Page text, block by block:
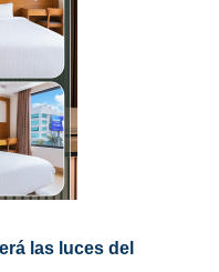
las luces del